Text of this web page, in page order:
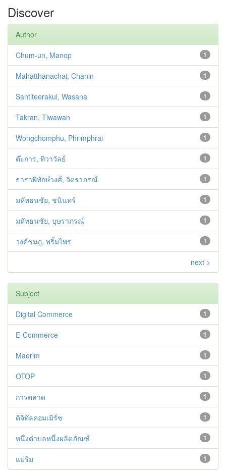
Discover
Author
1
Chum-un, Manop
1
Mahatthanachai, Chanin
1
Santiteerakul, Wasana
1
Takran, Tiwawan
1
Wongchomphu, Phrimphrai
1
ต๊ะการ, ทิวาวัลย์
1
ธาราพิทักษ์วงศ์, จิตราภรณ์
1
มหัทธนชัย, ชนินทร์
1
มหัทธนชัย, บุษราภรณ์
1
วงค์ชมภู, พริ้มไพร
next >
Subject
1
Digital Commerce
1
E-Commerce
1
Maerim
1
OTOP
1
การตลาด
1
ดิจิทัลคอมเมิร์ซ
1
หนึ่งตำบลหนึ่งผลิตภัณฑ์
1
แม่ริม